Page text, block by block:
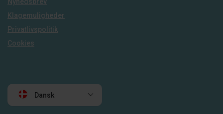
Klagemuligheder
Privatlivspolitik
Cookies
Dansk